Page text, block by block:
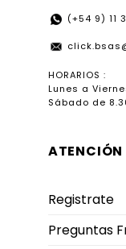
(+54 9) 11
HORARIOS :
Lunes a
Sábado de
ATENCIÓN
Registrate
Preguntas